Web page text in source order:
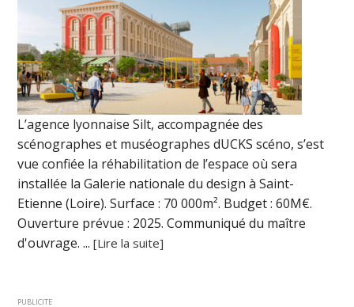
L’agence lyonnaise Silt, accompagnée des
scénographes et muséographes dUCKS scéno, s’est
vue confiée la réhabilitation de l’espace où sera
installée la Galerie nationale du design à Saint-
Etienne (Loire). Surface : 70 000m². Budget : 60M€.
Ouverture prévue : 2025. Communiqué du maître
d'ouvrage. ...[Lire la suite]
PUBLICITE